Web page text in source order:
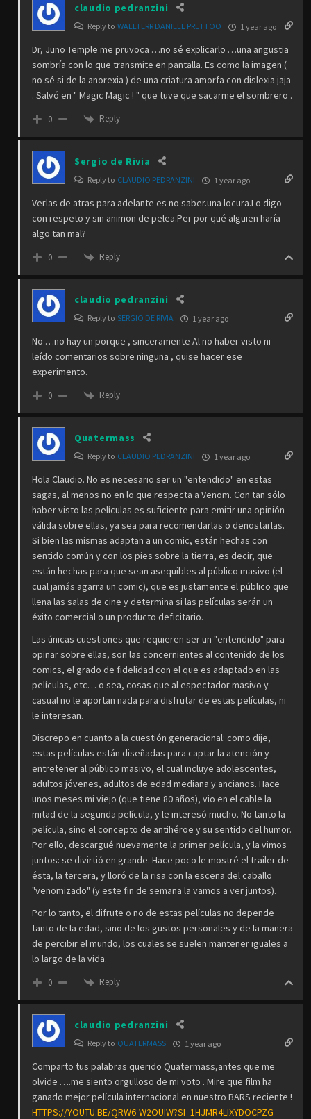
claudio pedranzini
Reply to WALLTERR DANIELL PRETTOO 1 year ago
Dr, Juno Temple me pruvoca …no sé explicarlo …una angustia
sombría con lo que transmite en pantalla. Es como la imagen (
no sé si de la anorexia ) de una criatura amorfa con dislexia jaja
. Salvó en " Magic Magic ! " que tuve que sacarme el sombrero .
0 Reply
Sergio de Rivia
Reply to CLAUDIO PEDRANZINI 1 year ago
Verlas de atras para adelante es no saber.una locura.Lo digo
con respeto y sin animon de pelea.Per por qué alguien haría
algo tan mal?
0 Reply
claudio pedranzini
Reply to SERGIO DE RIVIA 1 year ago
No …no hay un porque , sinceramente Al no haber visto ni
leído comentarios sobre ninguna , quise hacer ese
experimento.
0 Reply
Quatermass
Reply to CLAUDIO PEDRANZINI 1 year ago
Hola Claudio. No es necesario ser un "entendido" en estas
sagas, al menos no en lo que respecta a Venom. Con tan sólo
haber visto las películas es suficiente para emitir una opinión
válida sobre ellas, ya sea para recomendarlas o denostarlas.
Si bien las mismas adaptan a un comic, están hechas con
sentido común y con los pies sobre la tierra, es decir, que
están hechas para que sean asequibles al público masivo (el
cual jamás agarra un comic), que es justamente el público que
llena las salas de cine y determina si las películas serán un
éxito comercial o un producto deficitario.
Las únicas cuestiones que requieren ser un "entendido" para
opinar sobre ellas, son las concernientes al contenido de los
comics, el grado de fidelidad con el que es adaptado en las
películas, etc… o sea, cosas que al espectador masivo y
casual no le aportan nada para disfrutar de estas películas, ni
le interesan.
Discrepo en cuanto a la cuestión generacional: como dije,
estas películas están diseñadas para captar la atención y
entretener al público masivo, el cual incluye adolescentes,
adultos jóvenes, adultos de edad mediana y ancianos. Hace
unos meses mi viejo (que tiene 80 años), vio en el cable la
mitad de la segunda película, y le interesó mucho. No tanto la
película, sino el concepto de antihéroe y su sentido del humor.
Por ello, descargué nuevamente la primer película, y la vimos
juntos: se divirtió en grande. Hace poco le mostré el trailer de
ésta, la tercera, y lloró de la risa con la escena del caballo
"venomizado" (y este fin de semana la vamos a ver juntos).
Por lo tanto, el difrute o no de estas películas no depende
tanto de la edad, sino de los gustos personales y de la manera
de percibir el mundo, los cuales se suelen mantener iguales a
lo largo de la vida.
0 Reply
claudio pedranzini
Reply to QUATERMASS 1 year ago
Comparto tus palabras querido Quatermass,antes que me
olvide ….me siento orgulloso de mi voto . Mire que film ha
ganado mejor película internacional en nuestro BARS reciente !
HTTPS://YOUTU.BE/QRW6-W2OUIW?SI=1HJMR4LIXYDOCPZG